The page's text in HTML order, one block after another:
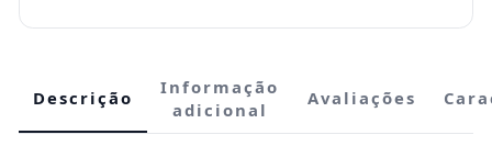
Descrição
Informação
adicional
Avaliações